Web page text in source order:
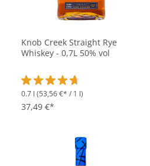
von 5 von 5 Sternen
Knob Creek Straight Rye
Whiskey - 0,7L 50% vol
Durchschnittliche Bewertung
0.7 l (53,56 €* / 1 l)
37,49 €*